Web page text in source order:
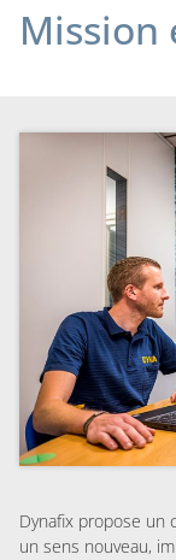
Mission
Dynafix propose un
un sens nouveau,